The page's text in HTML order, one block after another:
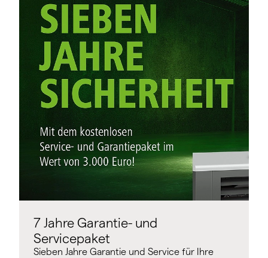
7 Jahre Garantie- und
Servicepaket
Sieben Jahre Garantie und Service für Ihre